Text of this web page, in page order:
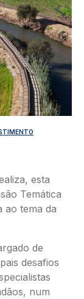
esta
Temática
ao tema da
de
desafios
num